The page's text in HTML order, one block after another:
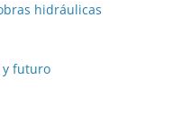
hidráulicas
y futuro